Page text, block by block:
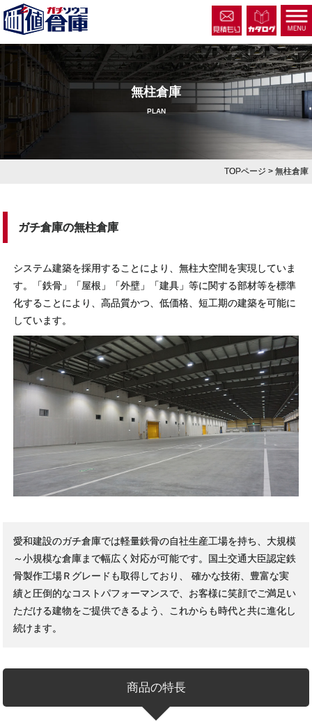
無柱倉庫
PLAN
TOPページ > 無柱倉庫
ガチ倉庫の無柱倉庫
システム建築を採用することにより、無柱大空間を実現していま
す。「鉄骨」「屋根」「外壁」「建具」等に関する部材等を標準
化することにより、高品質かつ、低価格、短工期の建築を可能に
しています。
愛和建設のガチ倉庫では軽量鉄骨の自社生産工場を持ち、大規模
～小規模な倉庫まで幅広く対応が可能です。国土交通大臣認定鉄
骨製作工場Ｒグレードも取得しており、 確かな技術、豊富な実
績と圧倒的なコストパフォーマンスで、お客様に笑顔でご満足い
ただける建物をご提供できるよう、これからも時代と共に進化し
続けます。
商品の特長